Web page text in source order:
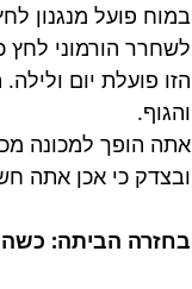
במוח פועל מנגנון
לשחרר הורמוני לחץ
הזו פועלת יום
והגוף.
אתה הופך למכונה
ובצדק כי אכן אתה
בחזרה הביתה: